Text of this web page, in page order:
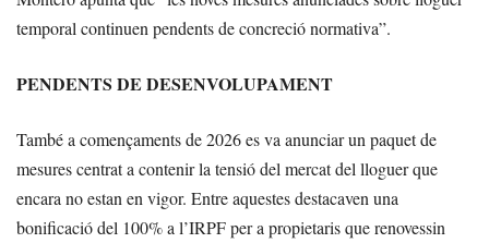
temporal continuen pendents de concreció normativa”.
PENDENTS DE DESENVOLUPAMENT
També a començaments de 2026 es va anunciar un paquet de
mesures centrat a contenir la tensió del mercat del lloguer que
encara no estan en vigor. Entre aquestes destacaven una
bonificació del 100% a l’IRPF per a propietaris que renovessin